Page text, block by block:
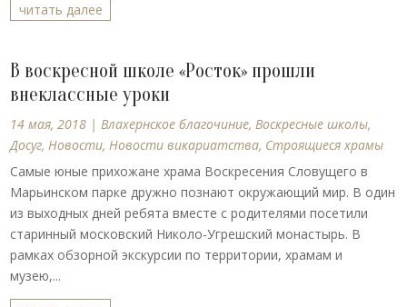
читать далее
В воскресной школе «Росток» прошли
внеклассные уроки
14 мая, 2018 |Влахернское благочиние,Воскресные школы,
Досуг,Новости,Новости викариатства, Строящиеся храмы
Самые юные прихожане храма Воскресения Словущего в
Марьинском парке дружно познают окружающий мир. В один
из выходных дней ребята вместе с родителями посетили
старинный московский Николо-Угрешский монастырь. В
рамках обзорной экскурсии по территории, храмам и
музею,...